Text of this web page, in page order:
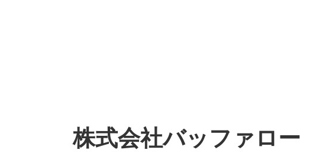
株式会社バッファロー